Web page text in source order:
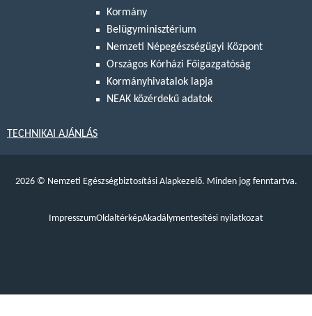
Kormány
Belügyminisztérium
Nemzeti Népegészségügyi Központ
Országos Kórházi Főigazgatóság
Kormányhivatalok lapja
NEAK közérdekű adatok
TECHNIKAI AJÁNLÁS
2026 © Nemzeti Egészségbiztosítási Alapkezelő. Minden jog fenntartva.
ImpresszumOldaltérképAkadálymentesítési nyilatkozat